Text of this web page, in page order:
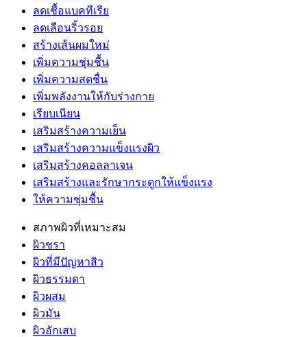
ลดเชื้อแบคทีเรีย
ลดเลือนริ้วรอย
สร้างเส้นผมใหม่
เพิ่มความชุ่มชื้น
เพิ่มความสดชื่น
เพิ่มพลังงานให้กับร่างกาย
เรียบเนียน
เสริมสร้างความเย็น
เสริมสร้างความแข็งแรงผิว
เสริมสร้างคอลลาเจน
เสริมสร้างและรักษากระดูกให้แข็งแรง
ให้ความชุ่มชื้น
สภาพผิวที่เหมาะสม
ผิวชรา
ผิวที่มีปัญหาสิว
ผิวธรรมดา
ผิวผสม
ผิวมัน
ผิวอักเสบ